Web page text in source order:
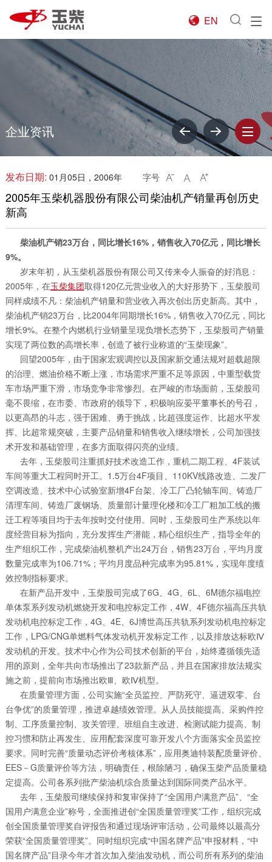

EN
企业资讯
发布日期: 01月05日，2006年 字号   
2005年玉柴机器股份有限公司柴油机产销量再创历史
新高
柴油机产销23万台，同比增长16%，销售收入70亿元，同比增长
9%。
岁末年初，从玉柴机器股份有限公司又传来令人振奋的好消息：
2005年，在玉柴集团取得120亿元营业收入的大好形势下，玉柴股司
同样成绩不凡：柴油机产销量和营业收入再次创出历史新高。其中，
柴油机产销23万台，比2004年同期增长16%，销售收入70亿元，同比
增长9%。在整个内燃机行业销量呈现负增长态势下，玉柴股司产销量
实现了两位数的高增长率，创造了被行业称道的“玉柴现象”。
回望2005年，由于国家宏观调控以及国家新交通法规对超载超限
的治理、燃油价格不断上涨，市场需求严重不足等原因，中重型载货
车市场严重下滑，市场竞争非常惨烈。在严峻的市场面前，玉柴股司
毫不畏缩，在市委、市政府的领导下，积极响应晏平董事长的号召，
以更高昂的斗志，强于困难、勇于挑战，比超强度运作、比超水平发
挥、比超常规突破，主要产品销量和销售收入继续增长，公司加强技
术开发和基础管理，在多方面取得闪亮的业绩。
去年，玉柴股司注重抓好技术改造工作，重机二期工程、4F装试
车间等重大工程同时开工。1.5万台4F项目、110KV线路改造、二发厂
空调改造、技术中心试验室新增4F台架、冷工厂凸轮轴车间、铸造厂
清理车间、铸造厂废钢场、质量部计量理化楼和冷工厂粗加工线的搬
迁工程等项目均于去年按时交付使用。同时，玉柴股司生产系统以年
度经营目标为指向，充分发挥生产潜能，精心组织生产，指导全年的
生产组织工作，完成柴油机整机产出24万台，销售23万台，平均月度
数量完成率为106.71%；平均月度品种完成率为95.81%，实现年度绩
效控制指标要求。
在新产品开发中，玉柴股司完成了6G、4G、6L、6M德尔福电控
单体泵系列发动机燃烧开发和电控标定工作，4W、4F德尔福高压共轨
发动机电控标定工作，4G、4E、6J博世高压共轨系列发动机电控标定
工作，LPG/CNG单燃料气体发动机开发标定工作，以及排放达标欧Ⅳ
发动机的开发。技术中心作为公司技术创新的平台，始终遵循领先适
用的原则，全年共向市场推出了23款新产品，并且在国家排放法规实
施之前，提前向市场推出欧Ⅲ、欧Ⅳ机型。
在质量管理方面，公司实施“全员监控、严防死守、逼进双零、台
台争优”的质量管理，推进卓越绩效管理。从人员技能提高、采购件控
制、工序质量控制、攻关管理、班组自主改进、检测试能力提高、制
控习惯和防止再发生、应用配套深度可靠开发八个方面落实全员监控
要求。同时完善“质量动态评价考核体系”，应用奥迪特装配质量评价、
EES－G质量评价等方法，明确责任，根除陋习，确保玉柴产品质量稳
定提高。公司各系列批产柴油机综合质量达到国际同类产品水平。
去年，玉柴股司继续保持和复审保持了“全国用户满意产品”、“全
国用户满意企业”称号，全面推进创“全国质量管理奖”工作，组织完成
创全国质量管理奖自评报告和通过现场评审活动，公司最终以最高分
荣获“全国质量管理奖”。同时组织完成“中国名牌产品”申报材料，“中
国名牌产品”目录今年才首次加入柴油发动机，而公司所有系列的柴油